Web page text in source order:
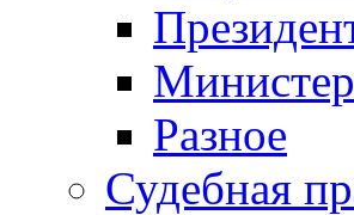
Разное
Судебная